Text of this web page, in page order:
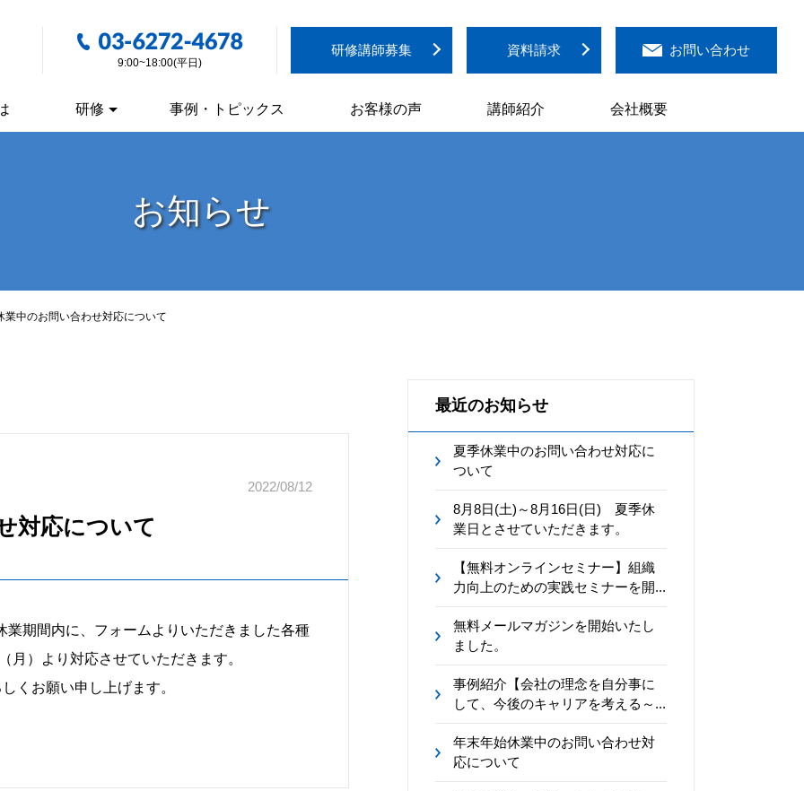
お問い合わせ
資料請求
研修講師募集
9:00~18:00(平日)
研修 事例・トピックス お客様の声 講師紹介 会社概要
お知らせ
業中のお問い合わせ対応について
2022/08/12
対応について
期間内に、フォームよりいただきました各種
月）より対応させていただきます。
くお願い申し上げます。
最近のお知らせ
夏季休業中のお問い合わせ対応に
ついて
8月8日(土)～8月16日(日) 夏季休
業日とさせていただきます。
【無料オンラインセミナー】組織
力向上のための実践セミナーを開...
無料メールマガジンを開始いたし
ました。
事例紹介【会社の理念を自分事に
して、今後のキャリアを考える～...
年末年始休業中のお問い合わせ対
応について